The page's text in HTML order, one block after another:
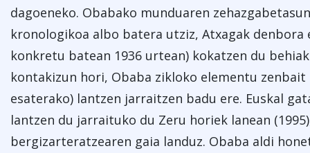
dagoeneko. Obabako munduaren
kronologikoa albo batera utziz, Atxagak
konkretu batean 1936 urtean) kokatzen du
kontakizun hori, Obaba zikloko elementu
esaterako) lantzen jarraitzen badu ere. Euskal
lantzen du jarraituko du Zeru horiek lanean
bergizarteratzearen gaia landuz. Obaba aldi